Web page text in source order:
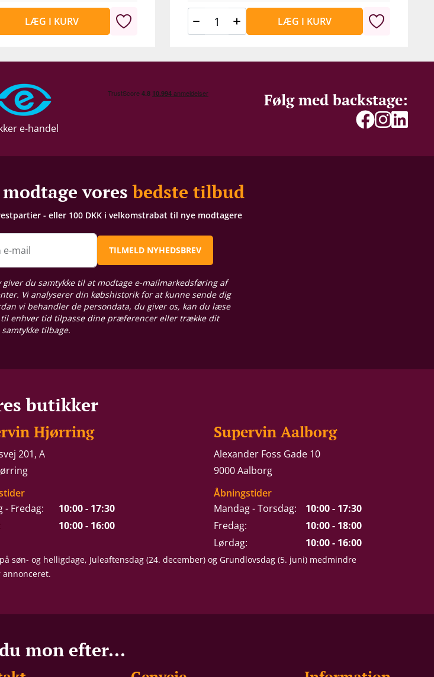
LÆG I KURV LÆG I KURV
e-handel
Følg med backstage:
voresbedste tilbud
- eller 100 DKK i velkomstrabat til nye modtagere
e-mail TILMELD NYHEDSBREV
du samtykke til at modtage e-mailmarkedsføring af
Vi analyserer din købshistorik for at kunne sende dig
vi behandler de persondata, du giver os, kan du læse
til enhver tid tilpasse dine præferencer eller trække dit
samtykke tilbage.
butikker
Hjørring
201, A
- Fredag:
10:00 - 17:30
10:00 - 16:00
Supervin Aalborg
Alexander Foss Gade 10
9000 Aalborg
Åbningstider
Mandag - Torsdag:
10:00 - 17:30
Fredag:
10:00 - 18:00
Lørdag:
10:00 - 16:00
søn- og helligdage, Juleaftensdag (24. december) og Grundlovsdag (5. juni) medmindre
annonceret.
mon efter...